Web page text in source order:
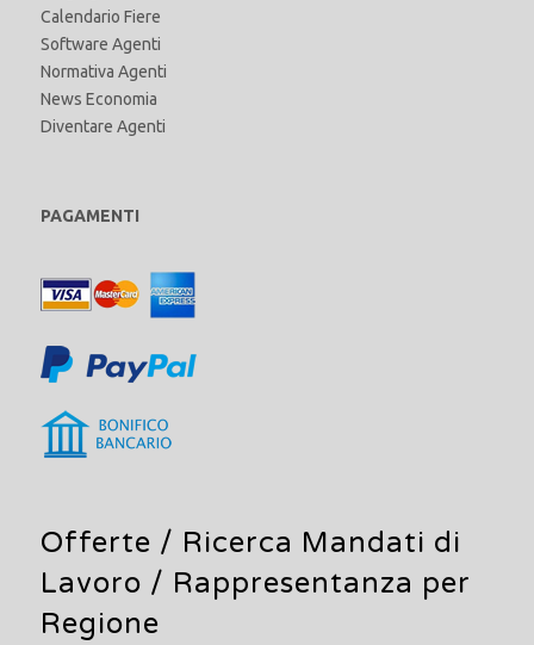
Calendario Fiere
Software Agenti
Normativa Agenti
News Economia
Diventare Agenti
PAGAMENTI
Offerte / Ricerca Mandati di
Lavoro / Rappresentanza per
Regione